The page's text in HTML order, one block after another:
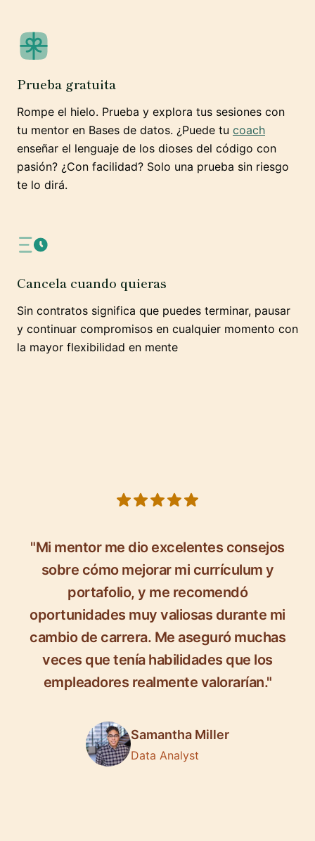
Prueba gratuita
Rompe el hielo. Prueba y explora tus sesiones con
tu mentor en Bases de datos. ¿Puede tu coach
enseñar el lenguaje de los dioses del código con
pasión? ¿Con facilidad? Solo una prueba sin riesgo
te lo dirá.
Cancela cuando quieras
Sin contratos significa que puedes terminar, pausar
y continuar compromisos en cualquier momento con
la mayor flexibilidad en mente
"Mi mentor me dio excelentes consejos
sobre cómo mejorar mi currículum y
portafolio, y me recomendó
oportunidades muy valiosas durante mi
cambio de carrera. Me aseguró muchas
veces que tenía habilidades que los
empleadores realmente valorarían."
Samantha Miller
Data Analyst